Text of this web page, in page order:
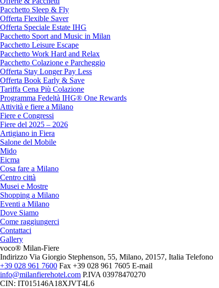
Pacchetto Sleep & Fly
Offerta Flexible Saver
Offerta Speciale Estate IHG
Pacchetto Sport and Music in Milan
Pacchetto Leisure Escape
Pacchetto Work Hard and Relax
Pacchetto Colazione e Parcheggio
Offerta Stay Longer Pay Less
Offerta Book Early & Save
Tariffa Cena Più Colazione
Programma Fedeltà IHG® One Rewards
Attività e fiere a Milano
Fiere e Congressi
Fiere del 2025 – 2026
Artigiano in Fiera
Salone del Mobile
Mido
Eicma
Cosa fare a Milano
Centro città
Musei e Mostre
Shopping a Milano
Eventi a Milano
Dove Siamo
Come raggiungerci
Contattaci
Gallery
voco® Milan-Fiere
Indirizzo Via Giorgio Stephenson, 55, Milano, 20157, Italia Telefono
+39 028 961 7600 Fax +39 028 961 7605 E-mail
info@milanfierehotel.com P.IVA 03978470270
CIN: IT015146A18XJVT4L6